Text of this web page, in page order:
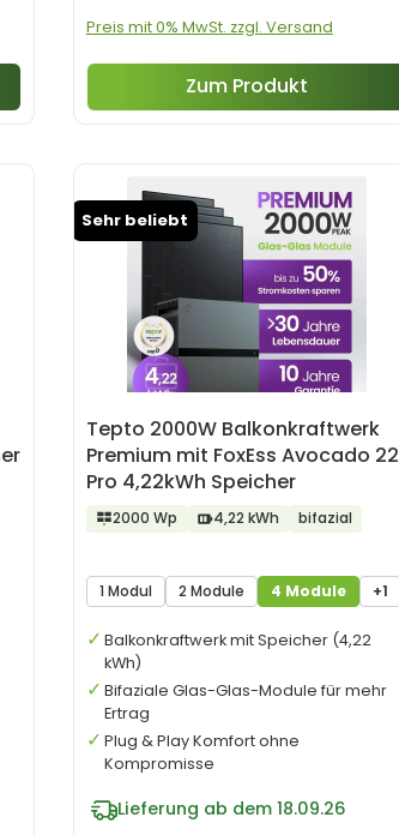
Preis mit 0% MwSt. zzgl. Versand
Zum Produkt
Sehr beliebt
Tepto 2000W Balkonkraftwerk
Premium mit FoxEss Avocado 22
Pro 4,22kWh Speicher
2000 Wp 4,22 kWh bifazial
1 Modul 2 Module 4 Module +1
Lieferung ab dem 18.09.26
Balkonkraftwerk mit Speicher (4,22
kWh)
Bifaziale Glas-Glas-Module für mehr
Ertrag
Plug & Play Komfort ohne
Kompromisse